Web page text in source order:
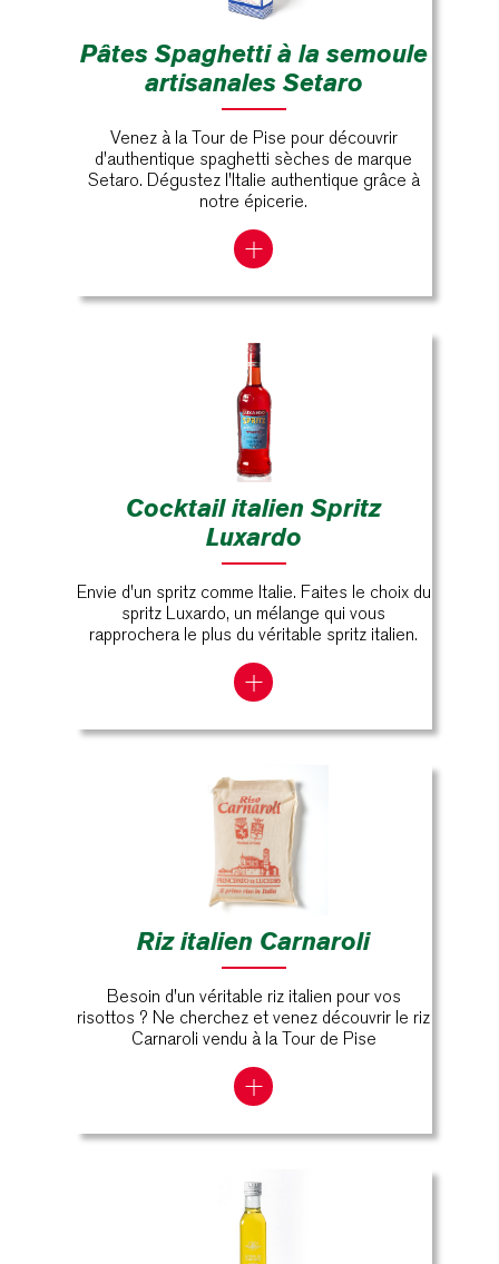
Pâtes Spaghetti à la semoule
artisanales Setaro
Venez à la Tour de Pise pour découvrir
d'authentique spaghetti sèches de marque
Setaro. Dégustez l'Italie authentique grâce à
notre épicerie.
Cocktail italien Spritz
Luxardo
Envie d'un spritz comme Italie. Faites le choix du
spritz Luxardo, un mélange qui vous
rapprochera le plus du véritable spritz italien.
Riz italien Carnaroli
Besoin d'un véritable riz italien pour vos
risottos ? Ne cherchez et venez découvrir le riz
Carnaroli vendu à la Tour de Pise